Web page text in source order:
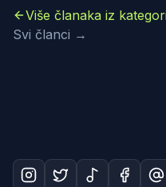
Više članaka iz
Svi članci →